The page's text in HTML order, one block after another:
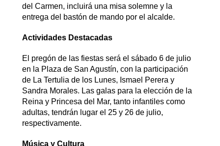
del Carmen, incluirá una misa solemne y la
entrega del bastón de mando por el alcalde.
Actividades Destacadas
El pregón de las fiestas será el sábado 6 de julio
en la Plaza de San Agustín, con la participación
de La Tertulia de los Lunes, Ismael Perera y
Sandra Morales. Las galas para la elección de la
Reina y Princesa del Mar, tanto infantiles como
adultas, tendrán lugar el 25 y 26 de julio,
respectivamente.
Música y Cultura